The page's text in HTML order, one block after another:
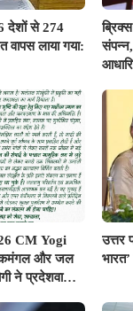
देशों से 274
वापस लाया गया:
CM Yogi
और जल
ने प्रदेशवासियों
उत्तर